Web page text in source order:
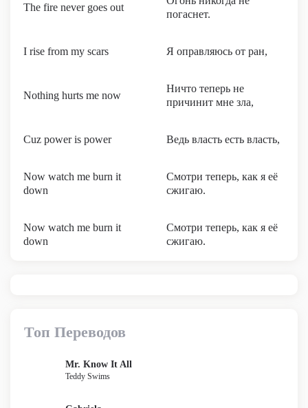
The fire never goes out
погаснет.
I rise from my scars Я оправляюсь от ран,
Nothing hurts me now
Ничто теперь не
причинит мне зла,
Cuz power is power Ведь власть есть власть,
Now watch me burn it
down
Смотри теперь, как я её
сжигаю.
Now watch me burn it
down
Смотри теперь, как я её
сжигаю.
Топ Переводов
Mr. Know It All
Teddy Swims